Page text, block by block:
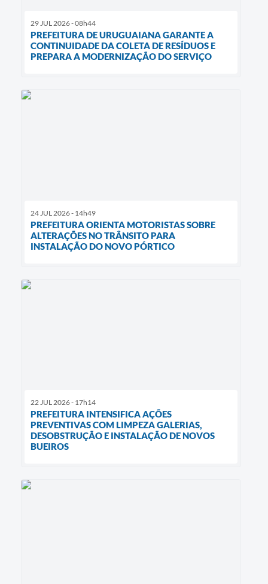
29 JUL 2026 - 08h44
PREFEITURA DE URUGUAIANA GARANTE A
CONTINUIDADE DA COLETA DE RESÍDUOS E
PREPARA A MODERNIZAÇÃO DO SERVIÇO
24 JUL 2026 - 14h49
PREFEITURA ORIENTA MOTORISTAS SOBRE
ALTERAÇÕES NO TRÂNSITO PARA
INSTALAÇÃO DO NOVO PÓRTICO
22 JUL 2026 - 17h14
PREFEITURA INTENSIFICA AÇÕES
PREVENTIVAS COM LIMPEZA GALERIAS,
DESOBSTRUÇÃO E INSTALAÇÃO DE NOVOS
BUEIROS